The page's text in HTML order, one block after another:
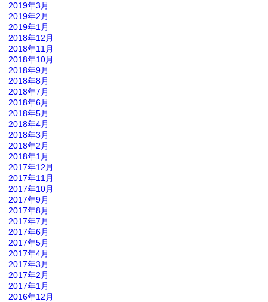
2019年3月
2019年2月
2019年1月
2018年12月
2018年11月
2018年10月
2018年9月
2018年8月
2018年7月
2018年6月
2018年5月
2018年4月
2018年3月
2018年2月
2018年1月
2017年12月
2017年11月
2017年10月
2017年9月
2017年8月
2017年7月
2017年6月
2017年5月
2017年4月
2017年3月
2017年2月
2017年1月
2016年12月